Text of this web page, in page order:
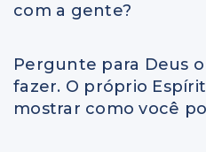
com a gente?
Pergunte para Deus
fazer. O próprio
mostrar como você